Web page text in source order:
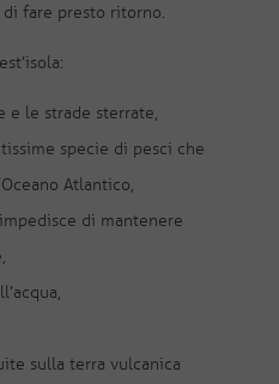
di fare presto ritorno.
e le strade sterrate,
specie di pesci che
Atlantico,
di mantenere
sulla terra vulcanica